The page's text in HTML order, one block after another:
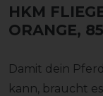
HKM
ORANGE,
Damit dein
kann, braucht